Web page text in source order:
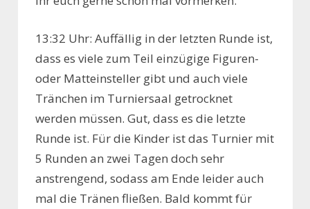
13:32 Uhr: Auffällig in der letzten Runde ist,
dass es viele zum Teil einzügige Figuren-
oder Matteinsteller gibt und auch viele
Tränchen im Turniersaal getrocknet
werden müssen. Gut, dass es die letzte
Runde ist. Für die Kinder ist das Turnier mit
5 Runden an zwei Tagen doch sehr
anstrengend, sodass am Ende leider auch
mal die Tränen fließen. Bald kommt für